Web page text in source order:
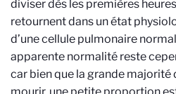
diviser dès les premières
retournent dans un état
d’une cellule pulmonaire
apparente normalité reste
car bien que la grande majorité